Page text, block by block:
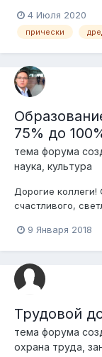
4 Июля 2020
прически
75% до
тема форума
наука, культура
Дорогие
счастливого,
заставляет
100% и 75 % стипе...
9 Января 2018
Трудовой
тема форума
охрана труда,